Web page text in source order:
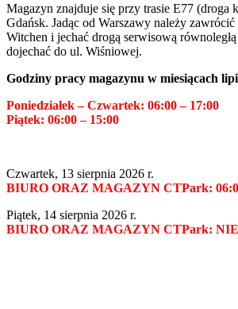
Magazyn znajduje się przy trasie E77 (droga
Gdańsk. Jadąc od Warszawy należy
Witchen i jechać drogą serwisową
dojechać do ul. Wiśniowej.
Godziny pracy magazynu w miesiącach
Poniedziałek –Czwartek: 06:00 – 17:00
Piątek: 06:00 – 15:00
Czwartek, 13 sierpnia 2026 r.
BIURO ORAZ MAGAZYN CTPark:
Piątek, 14 sierpnia 2026 r.
BIURO ORAZ MAGAZYN CTPark: